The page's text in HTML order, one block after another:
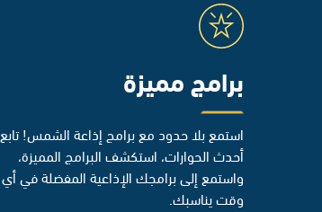
برامج مميزة
استمع بلا حدود مع برامج إذاعة الشمس! تابع
أحدث الحوارات، استكشف البرامج المميزة،
واستمع إلى برامجك الإذاعية المفضلة في أي
وقت يناسبك.